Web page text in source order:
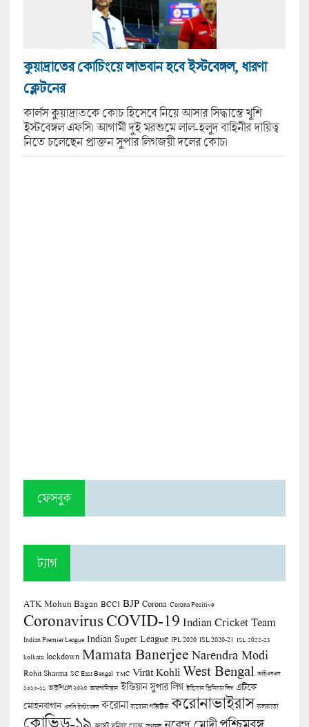
কুয়াদ্রাতের কোচিংয়ে লাভবান হবে ইস্টবেঙ্গল, ধারণা
ক্লেটনের
কার্লস কুয়াদ্রাতকে কোচ হিসেবে নিয়ে আসার সিদ্ধান্তে খুশি
ইস্টবেঙ্গল এফসি। আগামী দুই মরশুমে লাল-হলুদ বাহিনীর দায়িত্ব
নিতে চলেছেন প্রাক্তন সুপার লিগজয়ী দলের কোচ।
ফেসবুক
ট্যাগ
ATK Mohun Bagan BCCI BJP Corona Corona Positive
CoronavirusCOVID-19 Indian Cricket Team
Indian Premier League Indian Super League IPL 2020 ISL 2020-21 ISL 2022-23
kolkata lockdown Mamata Banerjee Narendra Modi
Rohit Sharma SC East Bengal TMC Virat Kohli West Bengal আইএসএল
২০২০-২১ আইপিএল ২০২০ আফগানিস্তান ইন্ডিয়ান সুপার লিগ ইন্ডিয়ান প্রিমিয়ার লিগ এটিকে
মোহনবাগান এসসি ইস্টবেঙ্গল করোনা করোনা পজিটিভ করোনাভাইরাস কলকাতা
কোভিড-১৯